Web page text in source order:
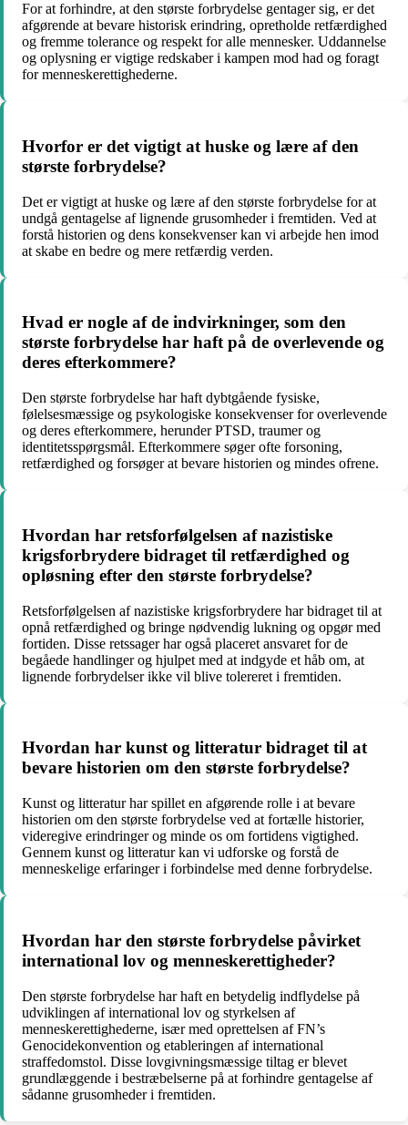
For at forhindre, at den største forbrydelse gentager sig, er det
afgørende at bevare historisk erindring, opretholde retfærdighed
og fremme tolerance og respekt for alle mennesker. Uddannelse
og oplysning er vigtige redskaber i kampen mod had og foragt
for menneskerettighederne.
Hvorfor er det vigtigt at huske og lære af den
største forbrydelse?
Det er vigtigt at huske og lære af den største forbrydelse for at
undgå gentagelse af lignende grusomheder i fremtiden. Ved at
forstå historien og dens konsekvenser kan vi arbejde hen imod
at skabe en bedre og mere retfærdig verden.
Hvad er nogle af de indvirkninger, som den
største forbrydelse har haft på de overlevende og
deres efterkommere?
Den største forbrydelse har haft dybtgående fysiske,
følelsesmæssige og psykologiske konsekvenser for overlevende
og deres efterkommere, herunder PTSD, traumer og
identitetsspørgsmål. Efterkommere søger ofte forsoning,
retfærdighed og forsøger at bevare historien og mindes ofrene.
Hvordan har retsforfølgelsen af ​​nazistiske
krigsforbrydere bidraget til retfærdighed og
opløsning efter den største forbrydelse?
Retsforfølgelsen af ​​nazistiske krigsforbrydere har bidraget til at
opnå retfærdighed og bringe nødvendig lukning og opgør med
fortiden. Disse retssager har også placeret ansvaret for de
begåede handlinger og hjulpet med at indgyde et håb om, at
lignende forbrydelser ikke vil blive tolereret i fremtiden.
Hvordan har kunst og litteratur bidraget til at
bevare historien om den største forbrydelse?
Kunst og litteratur har spillet en afgørende rolle i at bevare
historien om den største forbrydelse ved at fortælle historier,
videregive erindringer og minde os om fortidens vigtighed.
Gennem kunst og litteratur kan vi udforske og forstå de
menneskelige erfaringer i forbindelse med denne forbrydelse.
Hvordan har den største forbrydelse påvirket
international lov og menneskerettigheder?
Den største forbrydelse har haft en betydelig indflydelse på
udviklingen af ​​international lov og styrkelsen af ​​
menneskerettighederne, især med oprettelsen af ​​FN’s
Genocidekonvention og etableringen af ​​international
straffedomstol. Disse lovgivningsmæssige tiltag er blevet
grundlæggende i bestræbelserne på at forhindre gentagelse af
sådanne grusomheder i fremtiden.